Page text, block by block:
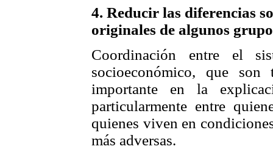
4. Reducir las diferencias
originales de algunos
Coordinación entre el
socioeconómico, que
importante en la
particularmente entre
quienes viven en
más adversas.